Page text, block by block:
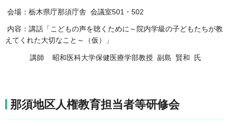
会場：栃木県庁那須庁舎 会議室501・502
内容：講話「こどもの声を聴くために～院内学級の子どもたちが教
えてくれた大切なこと～（仮）」
講師 昭和医科大学保健医療学部教授 副島 賢和 氏
那須地区人権教育担当者等研修会